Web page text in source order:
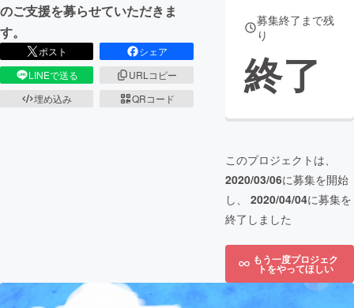
CAMPFIREふるさと納税
のご支援を募らせていただきま
す。
ポスト
シェア
LINEで送る
URLコピー
埋め込み
QRコード
募集終了まで残
り
終了
このプロジェクトは、
2020/03/06に募集を開始
し、 2020/04/04に募集を
終了しました
もう一度プロジェク
トをやってほしい